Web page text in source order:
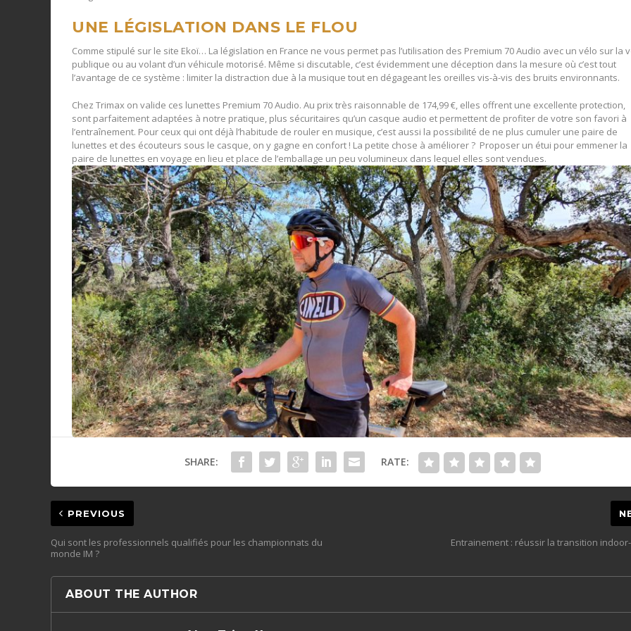
UNE LÉGISLATION DANS LE FLOU
Comme stipulé sur le site Ekoï… La législation en France ne vous permet pas l’utilisation des Premium 70 Audio avec un vélo sur la
publique ou au volant d’un véhicule motorisé. Même si discutable, c’est évidemment une déception dans la mesure où c’est tout
l’avantage de ce système : limiter la distraction due à la musique tout en dégageant les oreilles vis-à-vis des bruits environnants.
Chez Trimax on valide ces lunettes Premium 70 Audio. Au prix très raisonnable de 174,99 €, elles offrent une excellente protection,
sont parfaitement adaptées à notre pratique, plus sécuritaires qu’un casque audio et permettent de profiter de votre son favori à
l’entraînement. Pour ceux qui ont déjà l’habitude de rouler en musique, c’est aussi la possibilité de ne plus cumuler une paire de
lunettes et des écouteurs sous le casque, on y gagne en confort ! La petite chose à améliorer ? Proposer un étui pour emmener la
paire de lunettes en voyage en lieu et place de l’emballage un peu volumineux dans lequel elles sont vendues.
SHARE: RATE:
PREVIOUS
Qui sont les professionnels qualifiés pour les championnats du
monde IM ?
Entrainement : réussir la transition
ABOUT THE AUTHOR